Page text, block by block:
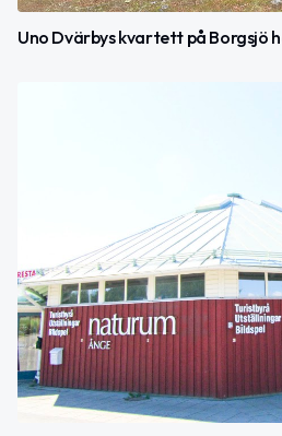
Uno Dvärbys kvartett på Borgsjö